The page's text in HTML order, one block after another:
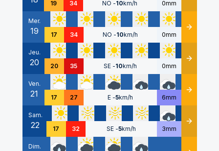
19 34 NO -10km/h 0mm
Mer.
19 17 34 NO -10km/h 0mm Détails
Jeu.
20 20 35 SE -10km/h 0mm Détails
Ven.
21 17 27 E -5km/h 6mm Détails
Sam.
22 17 32 SE -5km/h 3mm Détails
Dim.